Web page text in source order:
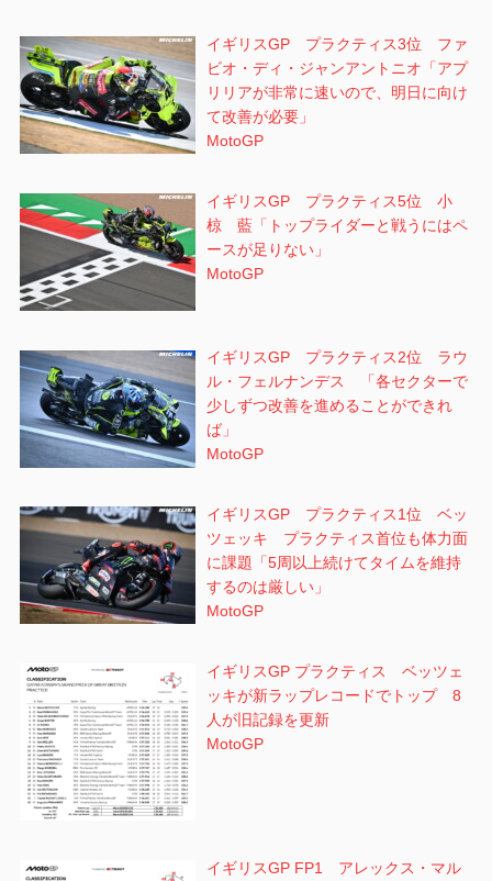
イギリスGP プラクティス3位 ファ
ビオ・ディ・ジャンアントニオ「アプ
リリアが非常に速いので、明日に向け
て改善が必要」
MotoGP
イギリスGP プラクティス5位 小
椋 藍「トップライダーと戦うにはペ
ースが足りない」
MotoGP
イギリスGP プラクティス2位 ラウ
ル・フェルナンデス 「各セクターで
少しずつ改善を進めることができれ
ば」
MotoGP
イギリスGP プラクティス1位 ベッ
ツェッキ プラクティス首位も体力面
に課題「5周以上続けてタイムを維持
するのは厳しい」
MotoGP
イギリスGP プラクティス ベッツェ
ッキが新ラップレコードでトップ 8
人が旧記録を更新
MotoGP
イギリスGP FP1 アレックス・マル